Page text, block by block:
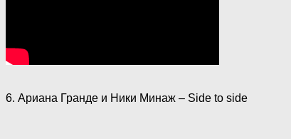
6. Ариана Гранде и Ники Минаж – Side to side